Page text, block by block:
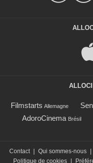
Filmstarts Allemagne
AdoroCinema Brésil
Contact Qui sommes-nous
Politique de cookies